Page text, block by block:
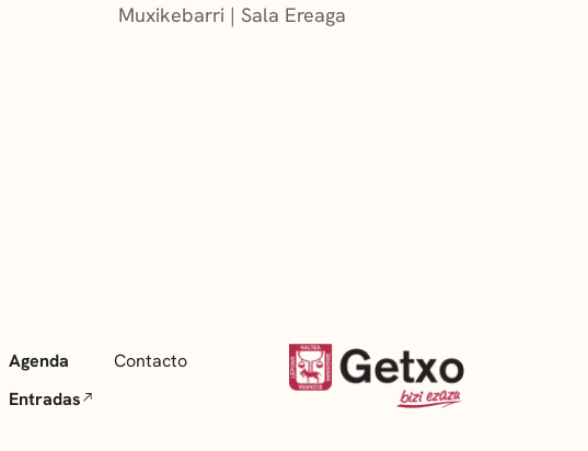
Muxikebarri | Sala Ereaga
Agenda
Entradas
Contacto